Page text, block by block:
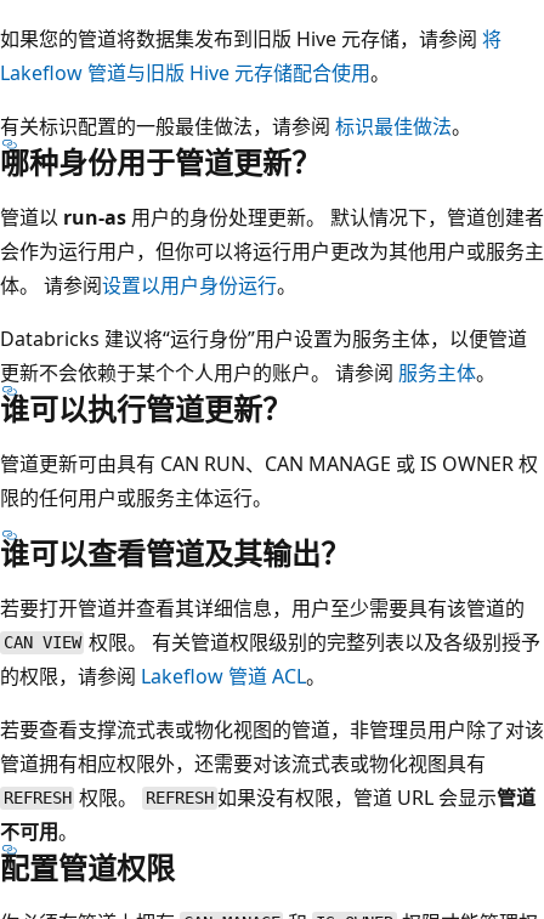
如果您的管道将数据集发布到旧版 Hive 元存储，请参阅 将
Lakeflow 管道与旧版 Hive 元存储配合使用。
有关标识配置的一般最佳做法，请参阅 标识最佳做法。
哪种身份用于管道更新？
管道以 run-as 用户的身份处理更新。 默认情况下，管道创建者
会作为运行用户，但你可以将运行用户更改为其他用户或服务主
体。 请参阅设置以用户身份运行。
Databricks 建议将“运行身份”用户设置为服务主体，以便管道
更新不会依赖于某个个人用户的账户。 请参阅 服务主体。
谁可以执行管道更新？
管道更新可由具有 CAN RUN、CAN MANAGE 或 IS OWNER 权
限的任何用户或服务主体运行。
谁可以查看管道及其输出？
若要打开管道并查看其详细信息，用户至少需要具有该管道的
CAN VIEW 权限。 有关管道权限级别的完整列表以及各级别授予
的权限，请参阅 Lakeflow 管道 ACL。
若要查看支撑流式表或物化视图的管道，非管理员用户除了对该
管道拥有相应权限外，还需要对该流式表或物化视图具有
REFRESH 权限。 REFRESH如果没有权限，管道 URL 会显示管道
不可用。
配置管道权限